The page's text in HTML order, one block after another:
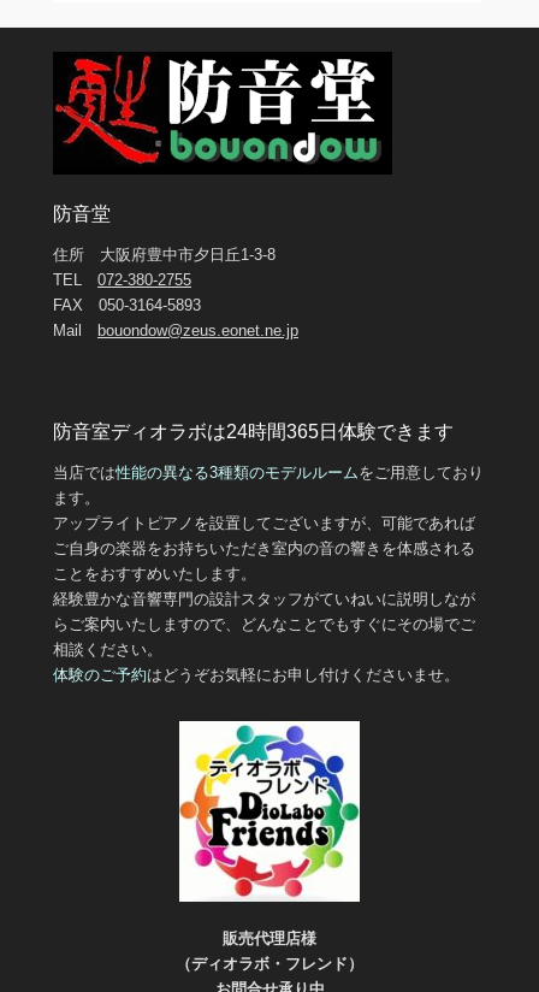
防音堂
住所 大阪府豊中市夕日丘1-3-8
TEL 072-380-2755
FAX 050-3164-5893
Mail bouondow@zeus.eonet.ne.jp
防音室ディオラボは24時間365日体験できます
当店では性能の異なる3種類のモデルルームをご用意しており
ます。
アップライトピアノを設置してございますが、可能であれば
ご自身の楽器をお持ちいただき室内の音の響きを体感される
ことをおすすめいたします。
経験豊かな音響専門の設計スタッフがていねいに説明しなが
らご案内いたしますので、どんなことでもすぐにその場でご
相談ください。
体験のご予約はどうぞお気軽にお申し付けくださいませ。
販売代理店様
（ディオラボ・フレンド）